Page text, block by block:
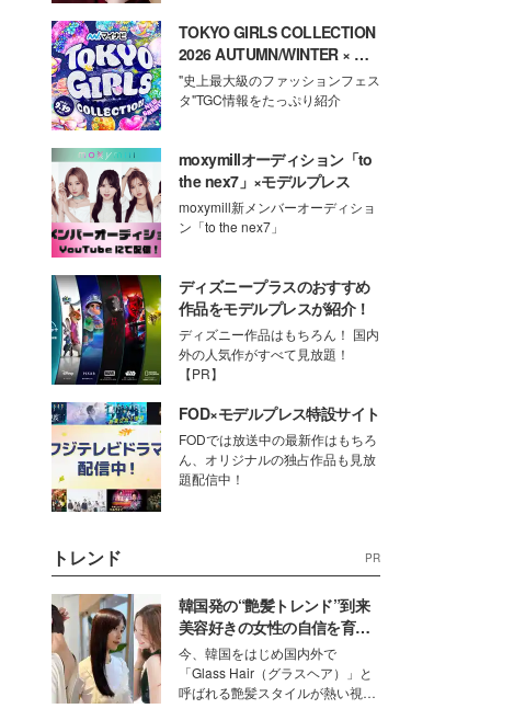
TOKYO GIRLS COLLECTION
2026 AUTUMN/WINTER × モ
デルプレス
"史上最大級のファッションフェス
タ"TGC情報をたっぷり紹介
moxymillオーディション「to
the nex7」×モデルプレス
moxymill新メンバーオーディショ
ン「to the nex7」
ディズニープラスのおすすめ
作品をモデルプレスが紹介！
ディズニー作品はもちろん！ 国内
外の人気作がすべて見放題！
【PR】
FOD×モデルプレス特設サイト
FODでは放送中の最新作はもちろ
ん、オリジナルの独占作品も見放
題配信中！
トレンド PR
韓国発の“艶髪トレンド”到来
美容好きの女性の自信を育む
「ヘアケア事情」って？
今、韓国をはじめ国内外で
「Glass Hair（グラスヘア）」と
呼ばれる艶髪スタイルが熱い視線